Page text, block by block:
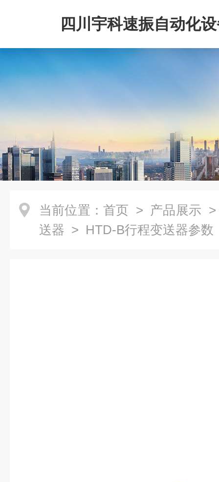
四川宇科速振自动化
公司
当前位置： 首页 > 产品展示
送器 > HTD-B行程变送器参数